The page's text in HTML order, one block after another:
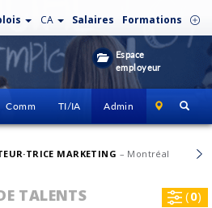
CA Salaires Formations
Espace
employeur
Comm TI/IA Admin
MARKETING – Montréal
TALENTS (0)